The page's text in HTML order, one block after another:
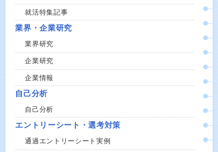
就活特集記事
業界・企業研究
業界研究
企業研究
企業情報
自己分析
自己分析
エントリーシート・選考対策
通過エントリーシート実例